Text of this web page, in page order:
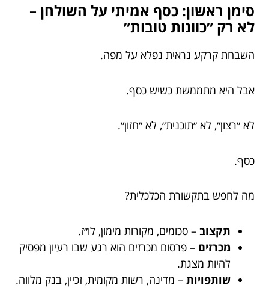
סימן ראשון: כסף אמיתי על השולחן –
לא רק ״כוונות טובות״
השבחת קרקע נראית נפלא על מפה.
אבל היא מתממשת כשיש כסף.
לא ״רצון״, לא ״תוכנית״, לא ״חזון״.
כסף.
מה לחפש בתקשורת הכלכלית?
תקצוב – סכומים, מקורות מימון, לו״ז.
מכרזים – פרסום מכרזים הוא רגע שבו רעיון מפסיק
להיות מצגת.
שותפויות – מדינה, רשות מקומית, זכיין, בנק מלווה.